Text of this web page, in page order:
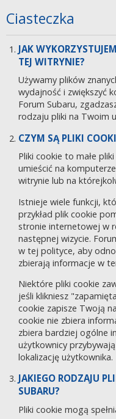
Ciasteczka
JAK
TEJ WITRYNIE?
Używamy plików
wydajność i zwiększyć
Forum Subaru,
rodzaju pliki na Twoim
CZYM SĄ PLIKI
Pliki cookie to małe
umieścić na
witrynie lub na
Istnieje wiele funkcji,
przykład plik cookie
stronie internetowej w
następnej wizycie.
w tej polityce, aby
zbierają informacje w
Niektóre pliki cookie
jeśli klikniesz
cookie zapisze Twoją
cookie nie zbiera
zbiera bardziej ogólne
użytkownicy
lokalizację użytkownika.
JAKIEGO RODZAJU
SUBARU?
Pliki cookie mogą